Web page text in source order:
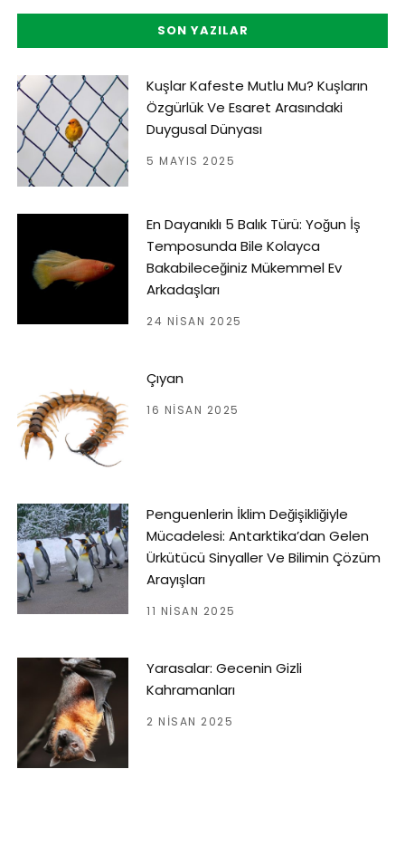
SON YAZILAR
Kuşlar Kafeste Mutlu Mu? Kuşların
Özgürlük Ve Esaret Arasındaki
Duygusal Dünyası
5 MAYIS 2025
En Dayanıklı 5 Balık Türü: Yoğun İş
Temposunda Bile Kolayca
Bakabileceğiniz Mükemmel Ev
Arkadaşları
24 NISAN 2025
Çıyan
16 NISAN 2025
Penguenlerin İklim Değişikliğiyle
Mücadelesi: Antarktika’dan Gelen
Ürkütücü Sinyaller Ve Bilimin Çözüm
Arayışları
11 NISAN 2025
Yarasalar: Gecenin Gizli
Kahramanları
2 NISAN 2025